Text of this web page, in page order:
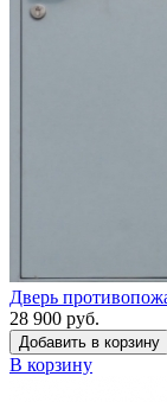
Дверь
28 900 руб.
Добавить в корзину
В корзину